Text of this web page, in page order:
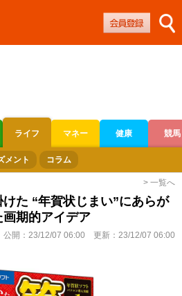
ライフ マネー 健康 競馬
レース
メント コラム
> 一覧へ
けた “年賀状じまい”にあらが
期的アイデア
公開： 23/12/07 06:00 更新： 23/12/07 06:00